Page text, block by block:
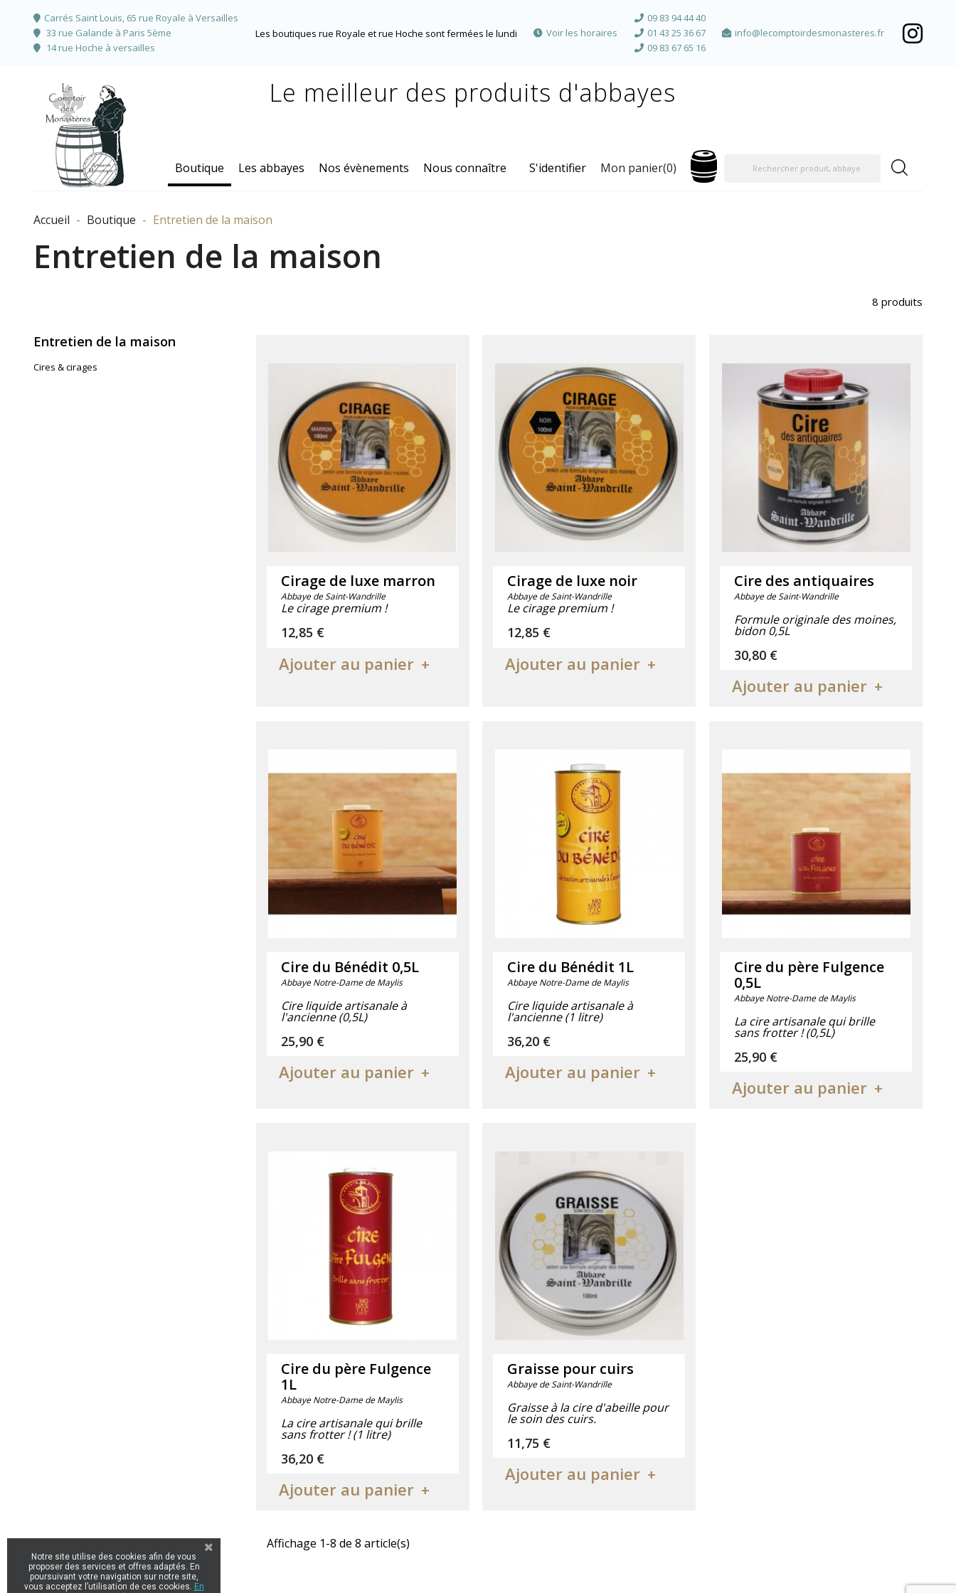
Carrés Saint Louis, 65 rue Royale à Versailles
33 rue Galande à Paris 5ème
14 rue Hoche à versailles
Les boutiques rue Royale et rue Hoche sont fermées le lundi Voir les horaires
09 83 94 44 40
01 43 25 36 67
09 83 67 65 16
info@lecomptoirdesmonasteres.fr
Le meilleur des produits d'abbayes
Boutique Les abbayes Nos évènements Nous connaître S'identifier Mon panier(0)
Accueil Boutique Entretien de la maison
Entretien de la maison
8 produits
Entretien de la maison
Cires & cirages
Cirage de luxe marron
Abbaye de Saint-Wandrille
Le cirage premium !
Prix
12,85 €
Ajouter au panier
Cirage de luxe noir
Abbaye de Saint-Wandrille
Le cirage premium !
Prix
12,85 €
Ajouter au panier
Cire des antiquaires
Abbaye de Saint-Wandrille
Formule originale des moines,
bidon 0,5L
Prix
30,80 €
Ajouter au panier
Cire du Bénédit 0,5L
Abbaye Notre-Dame de Maylis
Cire liquide artisanale à
l'ancienne (0,5L)
Prix
25,90 €
Ajouter au panier
Cire du Bénédit 1L
Abbaye Notre-Dame de Maylis
Cire liquide artisanale à
l'ancienne (1 litre)
Prix
36,20 €
Ajouter au panier
Cire du père Fulgence
0,5L
Abbaye Notre-Dame de Maylis
La cire artisanale qui brille
sans frotter ! (0,5L)
Prix
25,90 €
Ajouter au panier
Cire du père Fulgence
1L
Abbaye Notre-Dame de Maylis
La cire artisanale qui brille
sans frotter ! (1 litre)
Prix
36,20 €
Ajouter au panier
Graisse pour cuirs
Abbaye de Saint-Wandrille
Graisse à la cire d'abeille pour
le soin des cuirs.
Prix
11,75 €
Ajouter au panier
Affichage 1-8 de 8 article(s)
Notre site utilise des cookies afin de vous
proposer des services et offres adaptés. En
poursuivant votre navigation sur notre site,
vous acceptez l’utilisation de ces cookies. En